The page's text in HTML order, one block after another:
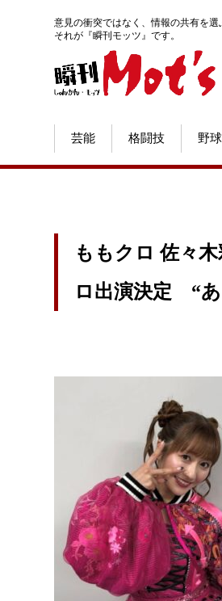
意見の衝突ではなく、情報の共有を選
それが『瞬刊モッツ』です。
芸能 格闘技 野球
ももクロ 佐々
ロ出演決定 “